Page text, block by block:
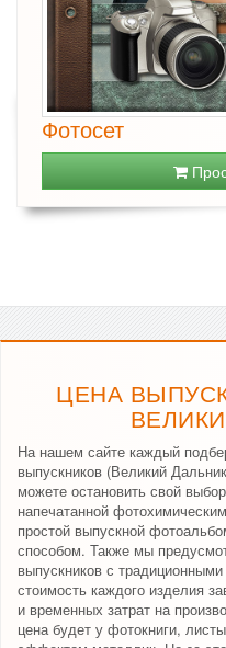
Фотосет
ЦЕНА
На нашем сайте каждый
выпускников (Великий
можете остановить свой
напечатанной
простой выпускной
способом. Также мы
выпускников с
стоимость каждого изделия
и временных затрат на
цена будет у фотокниги,